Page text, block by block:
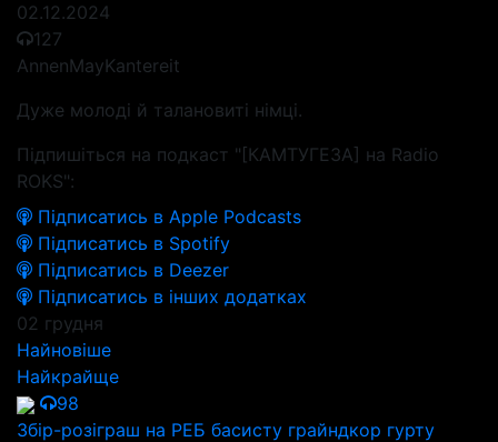
02.12.2024
127
AnnenMayKantereit
Дуже молоді й талановиті німці.
Підпишіться на подкаст "[КАМТУГЕЗА] на Radio
ROKS":
Підписатись в Apple Podcasts
Підписатись в Spotify
Підписатись в Deezer
Підписатись в інших додатках
02 грудня
Найновіше
Найкрайще
98
Збір-розіграш на РЕБ басисту грайндкор гурту